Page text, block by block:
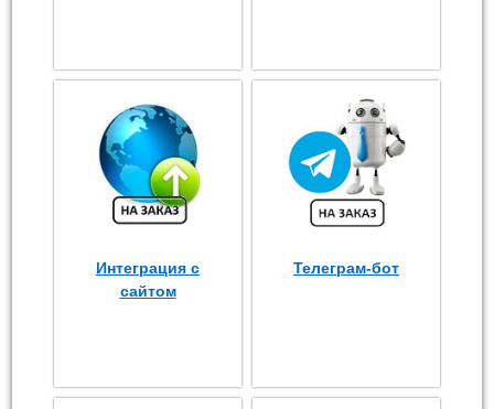
Интеграция с
сайтом
Телеграм-бот